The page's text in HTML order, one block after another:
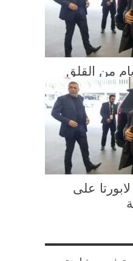
من القلق
على